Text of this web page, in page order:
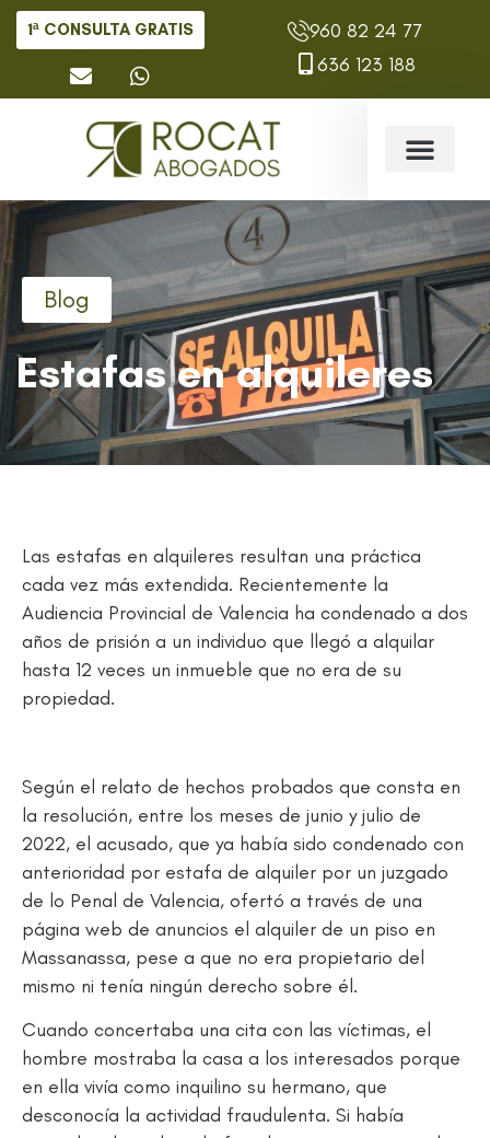
1ª CONSULTA GRATIS
960 82 24 77
636 123 188
Blog
Estafas en alquileres
Las estafas en alquileres resultan una práctica
cada vez más extendida. Recientemente la
Audiencia Provincial de Valencia ha condenado a dos
años de prisión a un individuo que llegó a alquilar
hasta 12 veces un inmueble que no era de su
propiedad.
Según el relato de hechos probados que consta en
la resolución, entre los meses de junio y julio de
2022, el acusado, que ya había sido condenado con
anterioridad por estafa de alquiler por un juzgado
de lo Penal de Valencia, ofertó a través de una
página web de anuncios el alquiler de un piso en
Massanassa, pese a que no era propietario del
mismo ni tenía ningún derecho sobre él.
Cuando concertaba una cita con las víctimas, el
hombre mostraba la casa a los interesados porque
en ella vivía como inquilino su hermano, que
desconocía la actividad fraudulenta. Si había